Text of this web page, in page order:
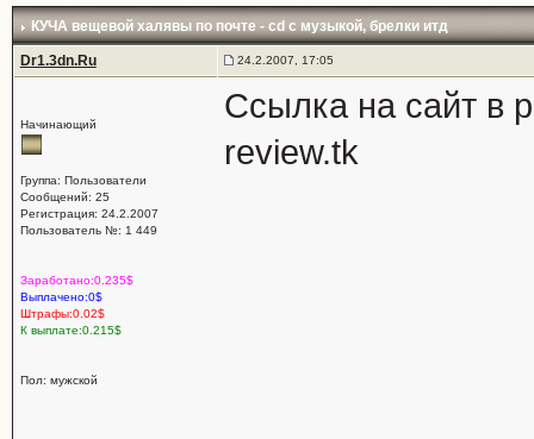
КУЧА вещевой халявы по почте - cd с музыкой, брелки итд
Dr1.3dn.Ru 24.2.2007, 17:05
Начинающий
Группа: Пользователи
Сообщений: 25
Регистрация: 24.2.2007
Пользователь №: 1 449
Заработано:0.235$
Выплачено:0$
Штрафы:0.02$
К выплате:0.215$
Пол: мужской
Ссылка на сайт в
review.tk